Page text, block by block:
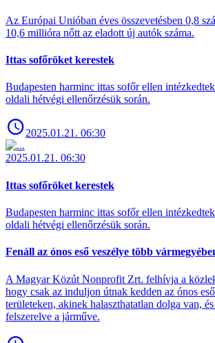
Az Európai Unióban éves összevetésben 0,8
10,6 millióra nőtt az eladott új autók száma.
Ittas sofőröket kerestek
Budapesten harminc ittas sofőr ellen
oldali hétvégi ellenőrzésük során.
2025.01.21. 06:30
2025.01.21. 06:30
Ittas sofőröket kerestek
Budapesten harminc ittas sofőr ellen
oldali hétvégi ellenőrzésük során.
Fenáll az ónos eső veszélye több
A Magyar Közút Nonprofit Zrt. felhívja a
hogy csak az induljon útnak kedden az ónos
területeken, akinek halaszthatatlan dolga van,
felszerelve a járműve.